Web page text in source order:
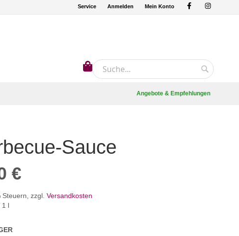
Service Anmelden Mein Konto
Suche
Mein Warenkorb
Angebote & Empfehlungen
Sauce
€
Steuern zzgl. Versandkosten
1 l